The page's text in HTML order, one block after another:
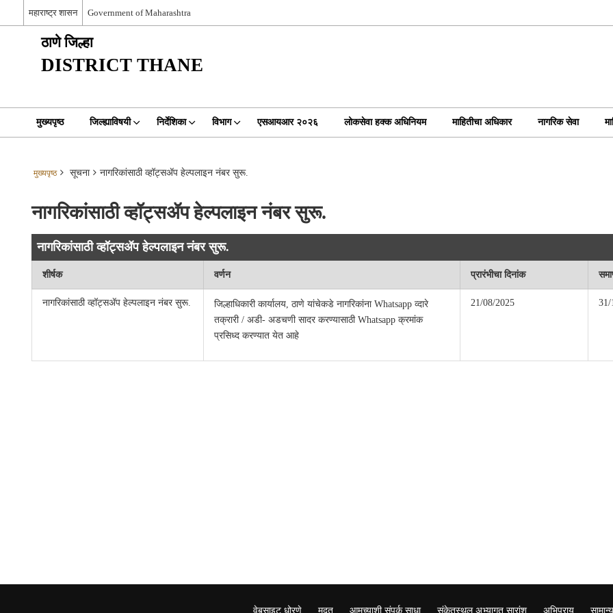
महाराष्ट्र शासन Government of Maharashtra
ठाणे जिल्हा
DISTRICT THANE
मुख्यपृष्ठ जिल्ह्याविषयी निर्देशिका विभाग एसआयआर २०२६ लोकसेवा हक्क अधिनियम माहितीचा अधिकार नागरिक सेवा
मुख्यपृष्ठ सूचना नागरिकांसाठी व्हॉट्सॲप हेल्पलाइन नंबर सुरू.
नागरिकांसाठी व्हॉट्सॲप हेल्पलाइन नंबर सुरू.
नागरिकांसाठी व्हॉट्सॲप हेल्पलाइन नंबर सुरू.
शीर्षक वर्णन प्रारंभीचा दिनांक
नागरिकांसाठी व्हॉट्सॲप हेल्पलाइन नंबर सुरू.
जिल्हाधिकारी कार्यालय, ठाणे यांचेकडे नागरिकांना Whatsapp व्दारे
तक्रारी / अडी- अडचणी सादर करण्यासाठी Whatsapp क्रमांक
प्रसिध्द करण्यात येत आहे
21/08/2025 31/
वेबसाइट धोरणे मदत आमच्याशी संपर्क साधा संकेतस्थल अभ्यागत सारांश अभिप्राय